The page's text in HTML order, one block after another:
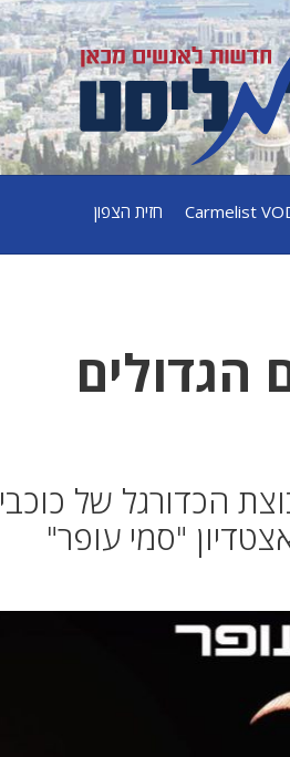
Carmelist חזית הצפון
הגדולים
הכדורגל של כוכבי